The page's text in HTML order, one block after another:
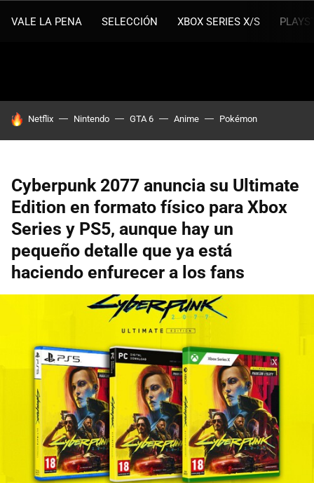
VALE LA PENA SELECCIÓN XBOX SERIES X/S
HOY SE HABLA DE
Netflix Nintendo GTA 6 Anime Pokémon
Cyberpunk 2077 anuncia su Ultimate
Edition en formato físico para Xbox
Series y PS5, aunque hay un
pequeño detalle que ya está
haciendo enfurecer a los fans